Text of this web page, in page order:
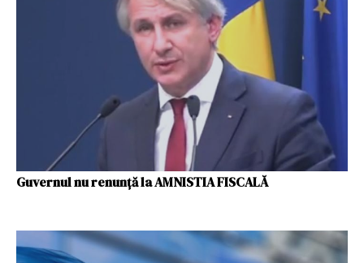
Guvernul nu renunţă la AMNISTIA FISCALĂ